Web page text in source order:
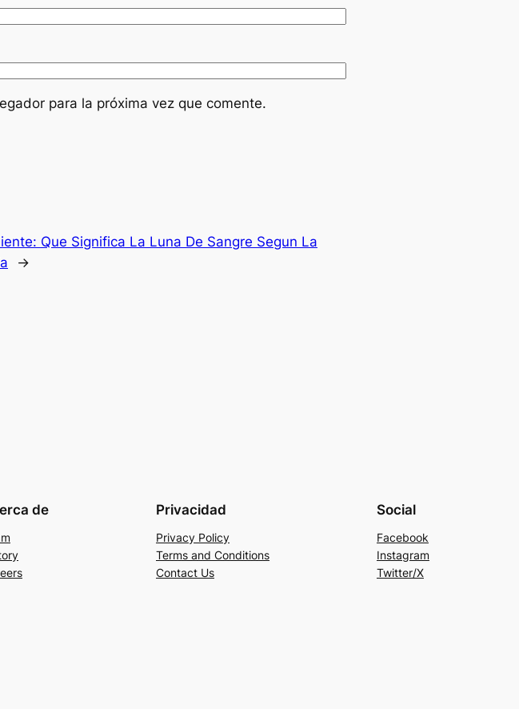
para la próxima vez que comente.
Que Significa La Luna De Sangre Segun La
→
de Privacidad
Privacy Policy
Terms and Conditions
Contact Us
Social
Facebook
Instagram
Twitter/X